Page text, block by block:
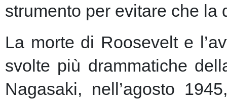
strumento per evitare che
La morte di Roosevelt e
svolte più drammatiche
Nagasaki, nell’agosto